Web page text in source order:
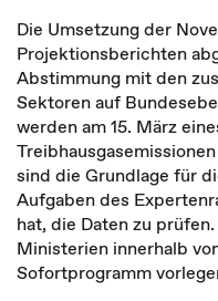
Die Umsetzung der
Projektionsberichten
Abstimmung mit den
Sektoren auf
werden am 15. März
sind die Grundlage für
Aufgaben des
hat, die Daten zu
Ministerien innerhalb
Sofortprogramm